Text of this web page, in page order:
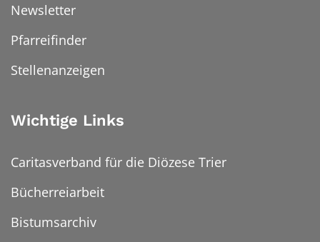
Newsletter
Pfarreifinder
Stellenanzeigen
Wichtige Links
Caritasverband für die Diözese Trier
Bücherreiarbeit
Bistumsarchiv